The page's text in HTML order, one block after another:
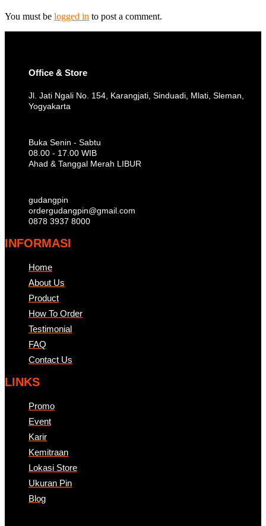
You must be logged in to post a comment.
Office & Store
Jl. Jati Ngali No. 154, Karangjati, Sinduadi, Mlati, Sleman,
Yogyakarta
Buka Senin - Sabtu
08.00 - 17.00 WIB
Ahad & Tanggal Merah LIBUR
gudangpin
ordergudangpin@gmail.com
0878 3937 8000
INFORMASI
Home
About Us
Product
How To Order
Testimonial
FAQ
Contact Us
LINKS
Promo
Event
Karir
Kemitraan
Lokasi Store
Ukuran Pin
Blog